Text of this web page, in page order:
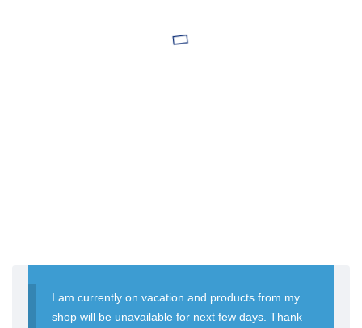
I am currently on vacation and products from my
shop will be unavailable for next few days. Thank